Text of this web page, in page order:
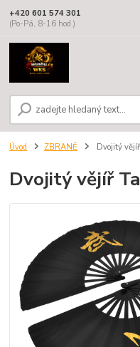
+420 601 574 301
(Po-Pá, 8-16 hod.)
Úvod ZBRANĚ Dvojitý
Dvojitý vějíř